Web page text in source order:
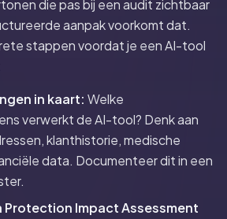
die pas bij een audit zichtbaar
aanpak voorkomt dat.
stappen voordat je een AI-tool
in kaart: Welke
verwerkt de AI-tool? Denk aan
klanthistorie, medische
data. Documenteer dit in een
Protection Impact Assessment